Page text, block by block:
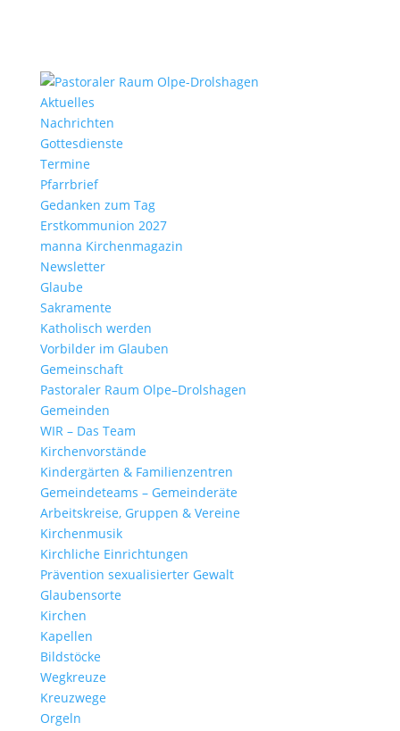
Aktu­elles
Nach­richten
Gottes­dienste
Termine
Pfarr­brief
Gedanken zum Tag
Erst­kom­mu­nion 2027
manna Kirchen­ma­gazin
News­letter
Glaube
Sakra­mente
Katho­lisch werden
Vorbilder im Glauben
Gemein­schaft
Pasto­raler Raum Olpe–Drolshagen
Gemeinden
WIR – Das Team
Kirchen­vor­stände
Kinder­gärten & Familienzentren
Gemein­de­teams – Gemeinderäte
Arbeits­kreise, Gruppen & Vereine
Kirchen­musik
Kirch­liche Einrichtungen
Präven­tion sexua­li­sierter Gewalt
Glau­ben­s­orte
Kirchen
Kapellen
Bild­stöcke
Wegkreuze
Kreuz­wege
Orgeln